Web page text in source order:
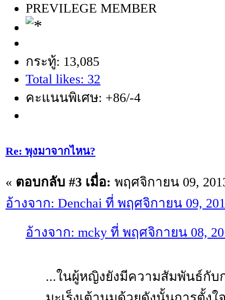
PREVILEGE MEMBER
กระทู้: 13,085
Total likes: 32
คะแนนพิเศษ: +86/-4
Re: พุงมาจากไหน?
« ตอบกลับ #3 เมื่อ: พฤศจิกายน 09,
อ้างจาก: Denchai ที่ พฤศจิกายน 09,
อ้างจาก: mcky ที่ พฤศจิกายน 08,
...ในผู้หญิงยังมีความสัมพันธ์กับ